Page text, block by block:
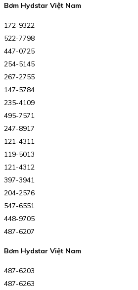
Bơm Hydstar Việt Nam
172-9322
522-7798
447-0725
254-5145
267-2755
147-5784
235-4109
495-7571
247-8917
121-4311
119-5013
121-4312
397-3941
204-2576
547-6551
448-9705
487-6207
Bơm Hydstar Việt Nam
487-6203
487-6263